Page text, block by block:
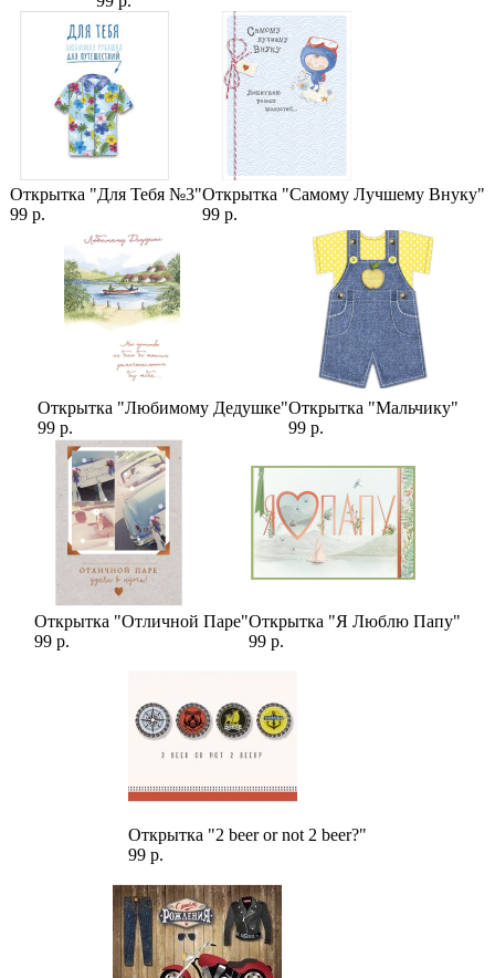
Открытка "Для Тебя №3"
99 р.
Открытка "Самому Лучшему Внуку"
99 р.
Открытка "Любимому Дедушке"
99 р.
Открытка "Мальчику"
99 р.
Открытка "Отличной Паре"
99 р.
Открытка "Я Люблю Папу"
99 р.
Открытка "2 beer or not 2 beer?"
99 р.